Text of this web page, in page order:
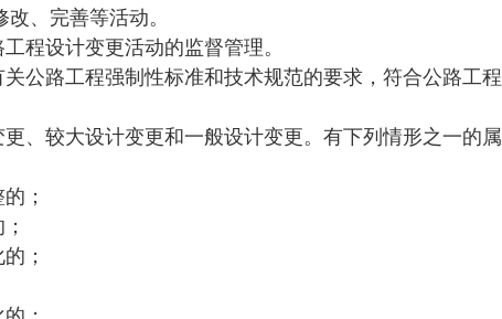
、完善等活动。
程设计变更活动的监督管理。
公路工程强制性标准和技术规范的要求，符合公路工
、较大设计变更和一般设计变更。有下列情形之一的
；
；